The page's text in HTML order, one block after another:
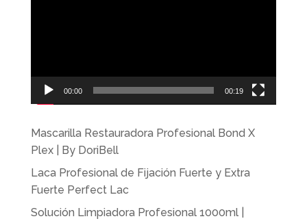
00:00 00:19
Mascarilla Restauradora Profesional Bond X
Plex | By DoriBell
Laca Profesional de Fijación Fuerte y Extra
Fuerte Perfect Lac
Solución Limpiadora Profesional 1000ml |